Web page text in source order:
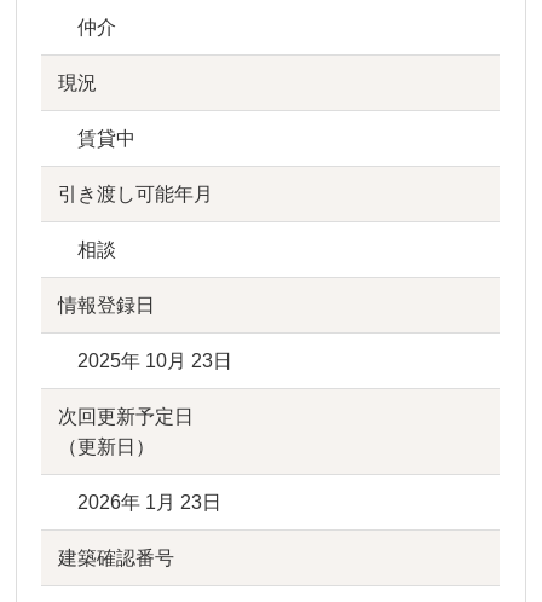
仲介
現況
賃貸中
引き渡し可能年月
相談
情報登録日
2025年 10月 23日
次回更新予定日
（更新日）
2026年 1月 23日
建築確認番号